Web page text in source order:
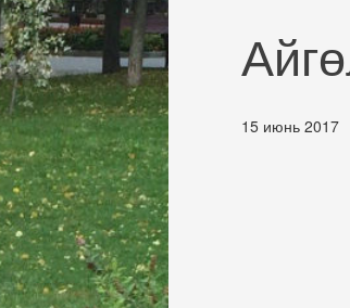
15 июнь 2017